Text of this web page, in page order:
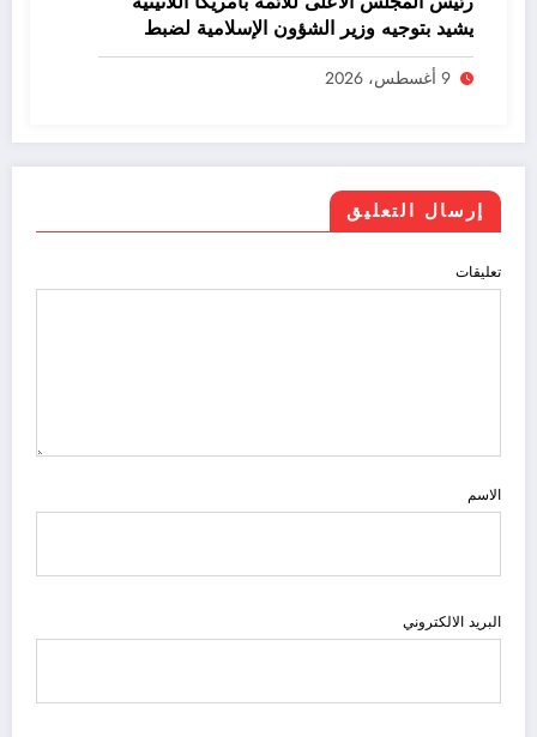
يشيد بتوجيه وزير الشؤون الإسلامية لضبط
الخطاب الدعوي
9 أغسطس، 2026
إرسال التعليق
تعليقات
الاسم
البريد الالكتروني